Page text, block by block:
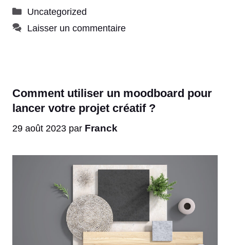
Catégories
Uncategorized
Laisser un commentaire
Comment utiliser un moodboard pour
lancer votre projet créatif ?
29 août 2023 par Franck